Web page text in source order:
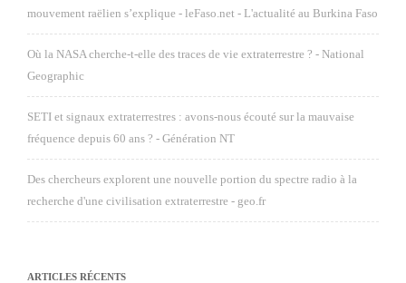
mouvement raëlien s’explique - leFaso.net - L'actualité au Burkina Faso
Où la NASA cherche-t-elle des traces de vie extraterrestre ? - National
Geographic
SETI et signaux extraterrestres : avons-nous écouté sur la mauvaise
fréquence depuis 60 ans ? - Génération NT
Des chercheurs explorent une nouvelle portion du spectre radio à la
recherche d'une civilisation extraterrestre - geo.fr
ARTICLES RÉCENTS